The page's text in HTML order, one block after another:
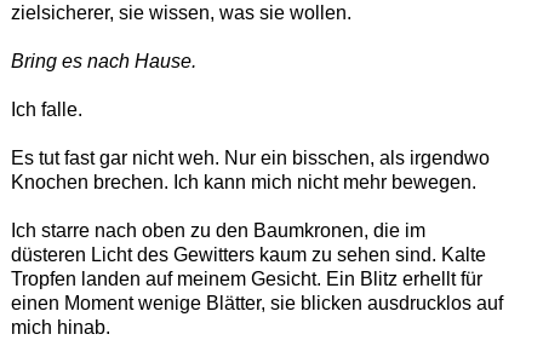
zielsicherer, sie wissen, was sie wollen.
Bring es nach Hause.
Ich falle.
Es tut fast gar nicht weh. Nur ein bisschen, als irgendwo
Knochen brechen. Ich kann mich nicht mehr bewegen.
Ich starre nach oben zu den Baumkronen, die im
düsteren Licht des Gewitters kaum zu sehen sind. Kalte
Tropfen landen auf meinem Gesicht. Ein Blitz erhellt für
einen Moment wenige Blätter, sie blicken ausdrucklos auf
mich hinab.